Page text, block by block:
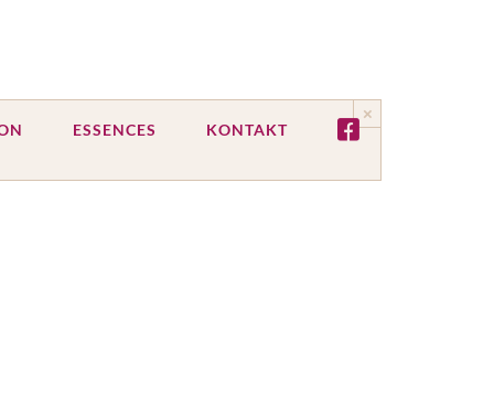
ESSENCES KONTAKT
×